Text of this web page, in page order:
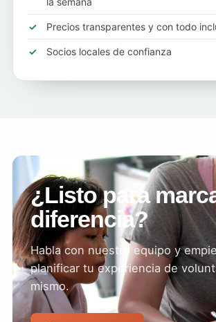
Precios transparentes y con todo
Socios locales de confianza
¿Listo para
diferencia?
Habla con nuestro equipo y
planificar tu experiencia de
mismo.